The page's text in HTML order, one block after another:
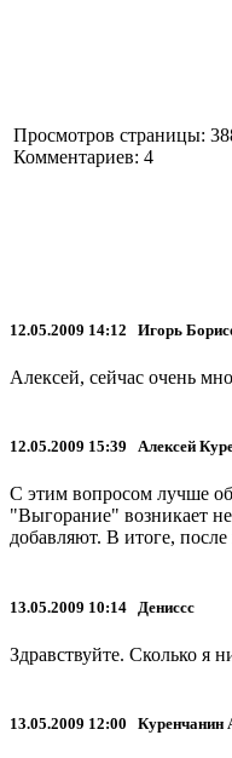
Просмотров страницы:
Комментариев: 4
12.05.2009 14:12 Игорь
Алексей, сейчас очень
12.05.2009 15:39 Алексей
С этим вопросом лучше
"Выгорание" возникает
добавляют. В итоге,
13.05.2009 10:14 Дениссс
Здравствуйте. Сколько я
13.05.2009 12:00 Куренчанин